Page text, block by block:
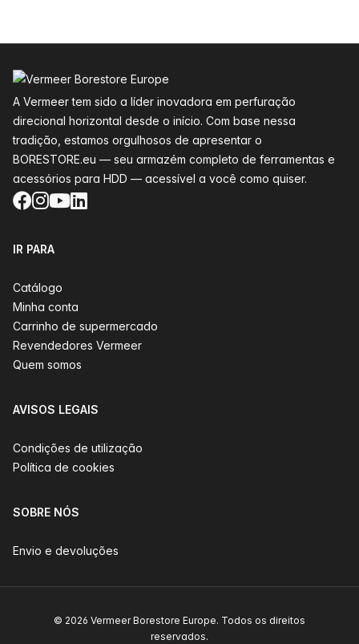
A Vermeer tem sido a líder inovadora em perfuração
direcional horizontal desde o início. Com base nessa
tradição, estamos orgulhosos de apresentar o
BORESTORE.eu — seu armazém completo de ferramentas e
acessórios para HDD — acessível a você como quiser.
Facebook
Instagram
YouTube
LinkedIn
IR PARA
Catálogo
Minha conta
Carrinho de supermercado
Revendedores Vermeer
Quem somos
AVISOS LEGAIS
Condições de utilização
Política de cookies
SOBRE NÓS
Envio e devoluções
© 2026 Vermeer Borestore Europe. Todos os direitos
reservados.